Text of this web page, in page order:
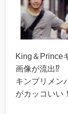
King＆Prince
画像が流出⁉︎
キンプリメン
がカッコいい！